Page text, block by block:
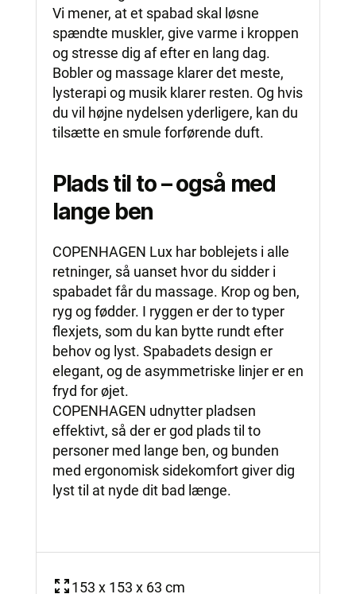
Vi mener, at et spabad skal løsne
spændte muskler, give varme i kroppen
og stresse dig af efter en lang dag.
Bobler og massage klarer det meste,
lysterapi og musik klarer resten. Og hvis
du vil højne nydelsen yderligere, kan du
tilsætte en smule forførende duft.
Plads til to – også med
lange ben
COPENHAGEN Lux har boblejets i alle
retninger, så uanset hvor du sidder i
spabadet får du massage. Krop og ben,
ryg og fødder. I ryggen er der to typer
flexjets, som du kan bytte rundt efter
behov og lyst. Spabadets design er
elegant, og de asymmetriske linjer er en
fryd for øjet.
COPENHAGEN udnytter pladsen
effektivt, så der er god plads til to
personer med lange ben, og bunden
med ergonomisk sidekomfort giver dig
lyst til at nyde dit bad længe.
153 x 153 x 63 cm